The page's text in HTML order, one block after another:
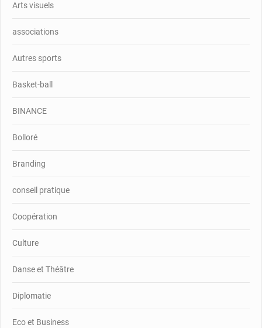
Arts visuels
associations
Autres sports
Basket-ball
BINANCE
Bolloré
Branding
conseil pratique
Coopération
Culture
Danse et Théâtre
Diplomatie
Eco et Business